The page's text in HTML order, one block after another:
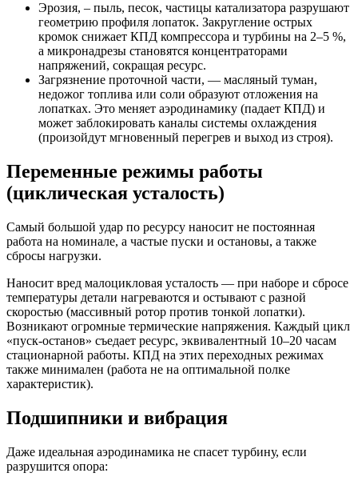
Эрозия, – пыль, песок, частицы катализатора разрушают
геометрию профиля лопаток. Закругление острых
кромок снижает КПД компрессора и турбины на 2–5 %,
а микронадрезы становятся концентраторами
напряжений, сокращая ресурс.
Загрязнение проточной части, — масляный туман,
недожог топлива или соли образуют отложения на
лопатках. Это меняет аэродинамику (падает КПД) и
может заблокировать каналы системы охлаждения
(произойдут мгновенный перегрев и выход из строя).
Переменные режимы работы
(циклическая усталость)
Самый большой удар по ресурсу наносит не постоянная
работа на номинале, а частые пуски и остановы, а также
сбросы нагрузки.
Наносит вред малоцикловая усталость — при наборе и сбросе
температуры детали нагреваются и остывают с разной
скоростью (массивный ротор против тонкой лопатки).
Возникают огромные термические напряжения. Каждый цикл
«пуск-останов» съедает ресурс, эквивалентный 10–20 часам
стационарной работы. КПД на этих переходных режимах
также минимален (работа не на оптимальной полке
характеристик).
Подшипники и вибрация
Даже идеальная аэродинамика не спасет турбину, если
разрушится опора: